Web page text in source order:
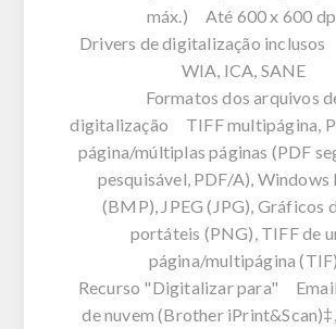
máx.) Até 600 x 600
Drivers de digitalização
WIA, ICA, SANE
Formatos dos arquivos
digitalização TIFF multipágina,
página/múltiplas páginas (PDF
pesquisável, PDF/A), Windows
(BMP), JPEG (JPG), Gráficos
portáteis (PNG), TIFF de
página/multipágina (TIF)
Recurso "Digitalizar para"
de nuvem (Brother